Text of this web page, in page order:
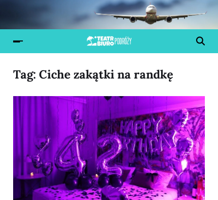
Tag: Ciche zakątki na randkę